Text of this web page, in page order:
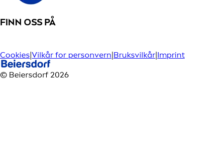
FINN OSS PÅ
Cookies|Vilkår for personvern|Bruksvilkår|Imprint
© Beiersdorf 2026